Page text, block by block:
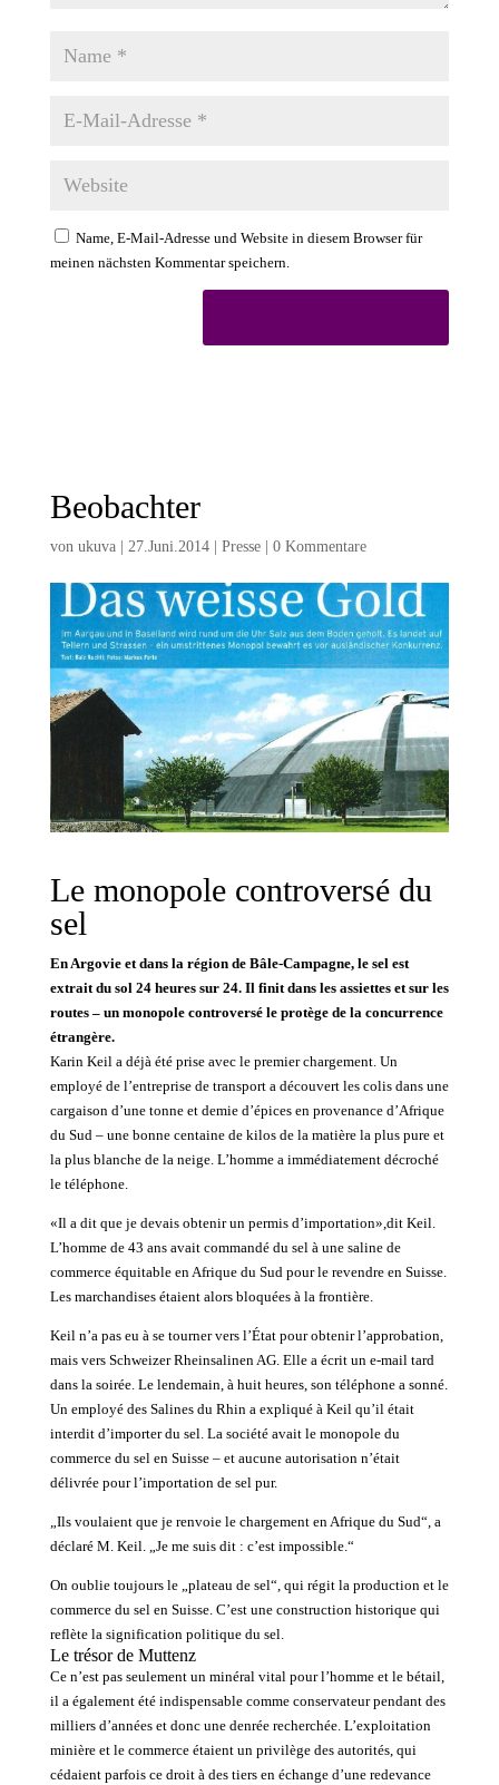
Name, E-Mail-Adresse und Website in diesem Browser für
meinen nächsten Kommentar speichern.
Beobachter
von ukuva| 27.Juni.2014| Presse| 0 Kommentare
Le monopole controversé du
sel
En Argovie et dans la région de Bâle-Campagne, le sel est
extrait du sol 24 heures sur 24. Il finit dans les assiettes et sur les
routes – un monopole controversé le protège de la concurrence
étrangère.
Karin Keil a déjà été prise avec le premier chargement. Un
employé de l’entreprise de transport a découvert les colis dans une
cargaison d’une tonne et demie d’épices en provenance d’Afrique
du Sud – une bonne centaine de kilos de la matière la plus pure et
la plus blanche de la neige. L’homme a immédiatement décroché
le téléphone.
«Il a dit que je devais obtenir un permis d’importation»,dit Keil.
L’homme de 43 ans avait commandé du sel à une saline de
commerce équitable en Afrique du Sud pour le revendre en Suisse.
Les marchandises étaient alors bloquées à la frontière.
Keil n’a pas eu à se tourner vers l’État pour obtenir l’approbation,
mais vers Schweizer Rheinsalinen AG. Elle a écrit un e-mail tard
dans la soirée. Le lendemain, à huit heures, son téléphone a sonné.
Un employé des Salines du Rhin a expliqué à Keil qu’il était
interdit d’importer du sel. La société avait le monopole du
commerce du sel en Suisse – et aucune autorisation n’était
délivrée pour l’importation de sel pur.
„Ils voulaient que je renvoie le chargement en Afrique du Sud“, a
déclaré M. Keil. „Je me suis dit : c’est impossible.“
On oublie toujours le „plateau de sel“, qui régit la production et le
commerce du sel en Suisse. C’est une construction historique qui
reflète la signification politique du sel.
Le trésor de Muttenz
Ce n’est pas seulement un minéral vital pour l’homme et le bétail,
il a également été indispensable comme conservateur pendant des
milliers d’années et donc une denrée recherchée. L’exploitation
minière et le commerce étaient un privilège des autorités, qui
cédaient parfois ce droit à des tiers en échange d’une redevance